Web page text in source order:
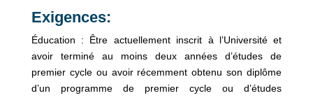
Exigences:
Éducation : Être actuellement inscrit à l’Université et
avoir terminé au moins deux années d’études de
premier cycle ou avoir récemment obtenu son diplôme
d’un programme de premier cycle ou d’études